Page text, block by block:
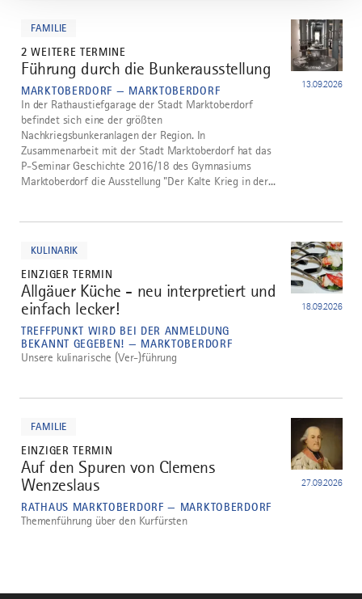
FAMILIE
2 WEITERE TERMINE
3
Führung durch die Bunkerausstellung
MARKTOBERDORF — MARKTOBERDORF 13.09.2026
In der Rathaustiefgarage der Stadt Marktoberdorf
befindet sich eine der größten
Nachkriegsbunkeranlagen der Region. In
Zusammenarbeit mit der Stadt Marktoberdorf hat das
P-Seminar Geschichte 2016/18 des Gymnasiums
Marktoberdorf die Ausstellung "Der Kalte Krieg in der...
KULINARIK
EINZIGER TERMIN
Allgäuer Küche - neu interpretiert und
einfach lecker!
TREFFPUNKT WIRD BEI DER ANMELDUNG
BEKANNT GEGEBEN! — MARKTOBERDORF
18.09.2026
Unsere kulinarische (Ver-)führung
FAMILIE
EINZIGER TERMIN
5
Auf den Spuren von Clemens
Wenzeslaus
RATHAUS MARKTOBERDORF — MARKTOBERDORF
27.09.2026
Themenführung über den Kurfürsten